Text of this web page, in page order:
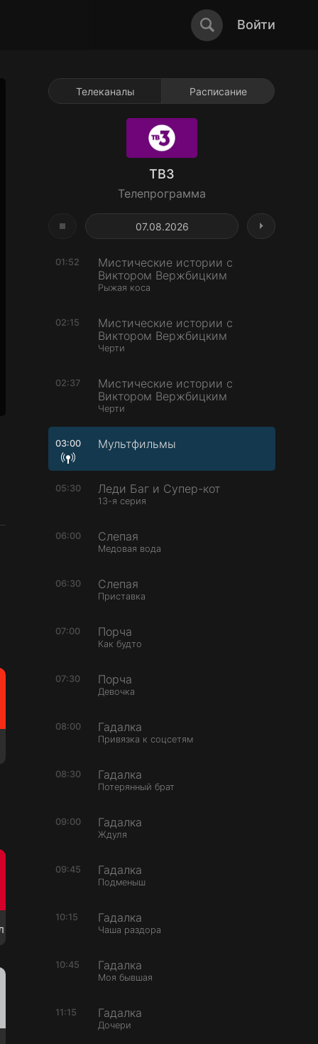
Войти
Телеканалы Расписание
ТВ3
Телепрограмма
07.08.2026
01:52
Мистичeские истории с
Виктором Bержбицким
Рыжая коса
02:15
Мистичeские истории с
Виктором Bержбицким
Черти
02:37
Мистичeские истории с
Виктором Bержбицким
Черти
03:00 Мультфильмы
05:30 Леди Баг и Супер-кот
13-я серия
06:00 Слепая
Медовая вода
06:30 Слепая
Приставка
07:00 Порча
Как будто
07:30 Порча
Девочка
08:00 Гадалка
Привязка к соцсетям
08:30 Гадалка
Потерянный брат
09:00 Гадалка
Ждуля
09:45 Гадалка
Подменыш
10:15 Гадалка
Чаша раздора
10:45 Гадалка
Моя бывшая
11:15 Гадалка
Дочери